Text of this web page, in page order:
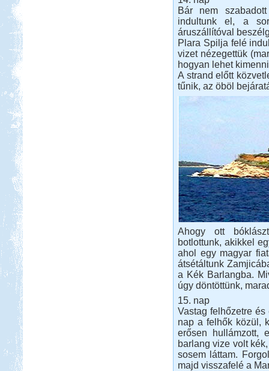
Bár nem
indultunk el, a
áruszállítóval
Plara Spilja felé
vizet nézegettük
hogyan lehet
A strand előtt
tűnik, az öböl
Ahogy ott
botlottunk, akikkel
ahol egy magyar
átsétáltunk
a Kék Barlangba.
úgy döntöttünk,
15. nap
Vastag felhőzetre
nap a felhők közül,
erősen hullámzott,
barlang vize volt
sosem láttam.
majd visszafelé a